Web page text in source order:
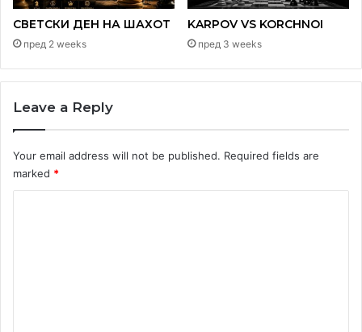
Инаку, во тренд се таканаречени интернет симултанки,
полуларен е сајтотLichess
За крај еден потег на денот.
СВЕТСКИ ДЕН НА ШАХОТ
пред 2 weeks
KARPOV VS KORCHNOI
пред 3 weeks
Leave a Reply
Your email address will not be published. Required fields are
marked *